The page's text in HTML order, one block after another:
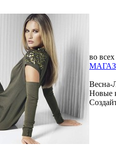
во всех
Весна-
Новые